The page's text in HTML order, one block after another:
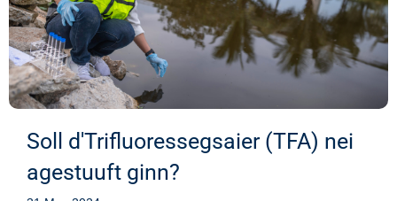
Soll d'Trifluoressegsaier (TFA) nei
agestuuft ginn?